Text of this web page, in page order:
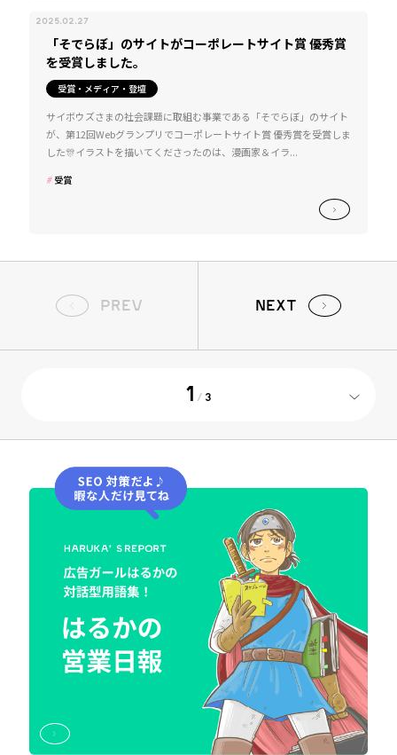
2025.02.27
「そでらぼ」のサイトがコーポレートサイト賞 優秀賞
を受賞しました。
受賞・メディア・登壇
サイボウズさまの社会課題に取組む事業である「そでらぼ」のサイト
が、第12回Webグランプリでコーポレートサイト賞 優秀賞を受賞しま
した🎊イラストを描いてくださったのは、漫画家＆イラ...
受賞
PREV
1 / 3
NEXT